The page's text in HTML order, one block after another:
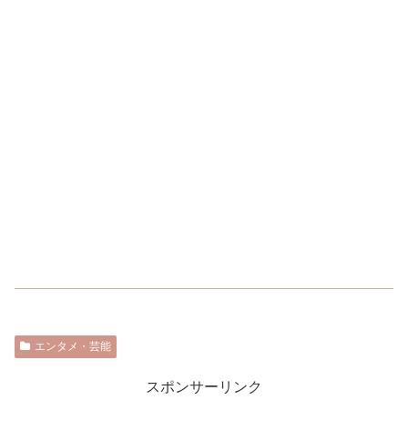
エンタメ・芸能
スポンサーリンク